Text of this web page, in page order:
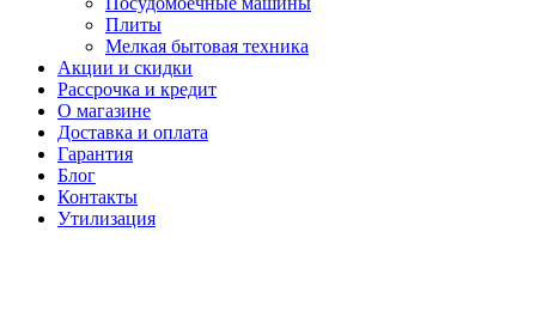
Плиты
Мелкая бытовая техника
Акции и скидки
Рассрочка и кредит
О магазине
Доставка и оплата
Гарантия
Блог
Контакты
Утилизация